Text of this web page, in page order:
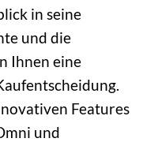
in seine
und die
Ihnen eine
Features
und